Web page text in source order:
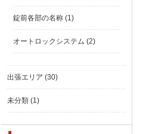
錠前各部の名称 (1)
オートロックシステム (2)
出張エリア (30)
未分類 (1)